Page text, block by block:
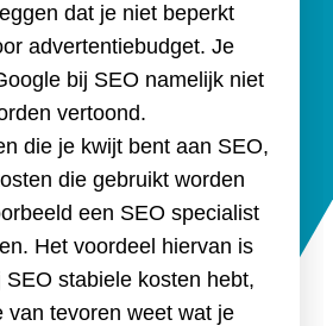
dat je niet beperkt
advertentiebudget. Je
bij SEO namelijk niet
vertoond.
die je kwijt bent aan SEO,
die gebruikt worden
een SEO specialist
Het voordeel hiervan is
SEO stabiele kosten hebt,
van tevoren weet wat je